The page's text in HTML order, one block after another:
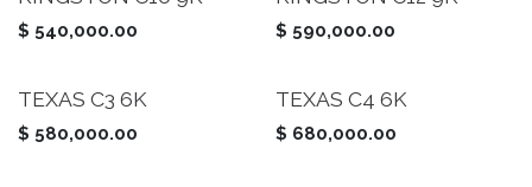
$ 540,000.00 $ 590,000.00
TEXAS C3 6K
$ 580,000.00
TEXAS C4 6K
$ 680,000.00